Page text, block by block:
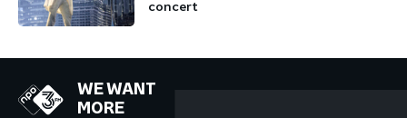
concert
WE WANT
MORE